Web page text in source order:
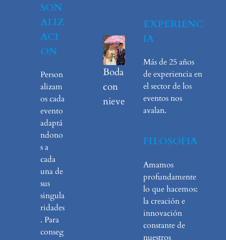
SON
ALIZ
ACI
ON
Person
alizam
os cada
evento
adaptá
ndono
s a
cada
una de
sus
singula
ridades
. Para
conseg
Boda
con
nieve
EXPERIENC
IA
Más de 25 años
de experiencia en
el sector de los
eventos nos
avalan.
FILOSOFIA
Amamos
profundamente
lo que hacemos:
la creación e
innovación
constante de
nuestros